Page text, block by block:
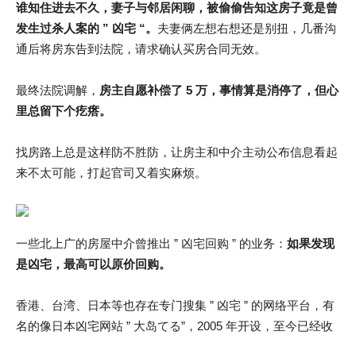
谁知住进去不久，妻子与邻居闲聊，被偷偷告知这房子竟是曾
发生过杀人案的 ” 凶宅 “。 夫妻俩左想右想还是别扭，几番沟
通后将房东告到法院，请求确认买房合同无效。
最终法院调解， 房主自愿补偿了 5 万，事情算是消停了，但心
里总留下个疙瘩。
找房路上总是这样防不胜防，让房主和中介主动公布信息看起
来不太可能，打起官司又着实麻烦。
一些北上广的房屋中介曾推出 ” 凶宅回购 ” 的业务： 如果发现
是凶宅，最高可以原价回购。
香港、台湾、日本等也存在专门搜集 ” 凶宅 ” 的网络平台，有
名的像日本凶宅网站 ” 大岛てる”，2005 年开设，至今已经收